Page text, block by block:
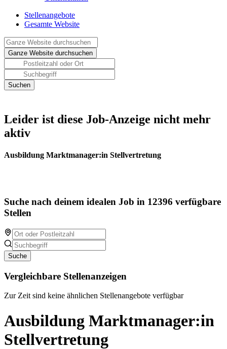
Stellenangebote
Gesamte Website
Leider ist diese Job-Anzeige nicht mehr
aktiv
Ausbildung Marktmanager:in Stellvertretung
Suche nach deinem idealen Job in 12396 verfügbare
Stellen
Suche
Vergleichbare Stellenanzeigen
Zur Zeit sind keine ähnlichen Stellenangebote verfügbar
Ausbildung Marktmanager:in
Stellvertretung